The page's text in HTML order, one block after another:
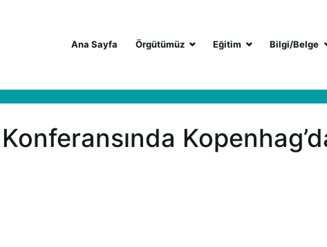
Ana Sayfa Örgütümüz Eğitim Bilgi/Belge